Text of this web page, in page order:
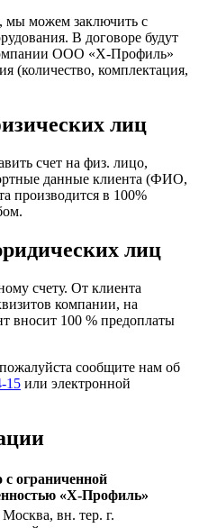
мы можем заключить с
В договоре будут
ООО «Х-Профиль»
(количество, комплектация,
лиц
счет на физ. лицо,
данные клиента (ФИО,
производится в 100%
лиц
счету. От клиента
компании, на
вносит 100 % предоплаты
сообщите нам об
15 или электронной
ограниченной
«Х-Профиль»
Москва, вн. тер. г.